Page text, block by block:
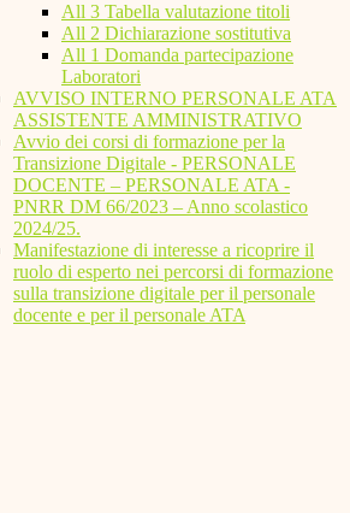
All 3 Tabella valutazione titoli
All 2 Dichiarazione sostitutiva
All 1 Domanda partecipazione
Laboratori
AVVISO INTERNO PERSONALE ATA
ASSISTENTE AMMINISTRATIVO
Avvio dei corsi di formazione per la
Transizione Digitale - PERSONALE
DOCENTE – PERSONALE ATA -
PNRR DM 66/2023 – Anno scolastico
2024/25.
Manifestazione di interesse a ricoprire il
ruolo di esperto nei percorsi di formazione
sulla transizione digitale per il personale
docente e per il personale ATA